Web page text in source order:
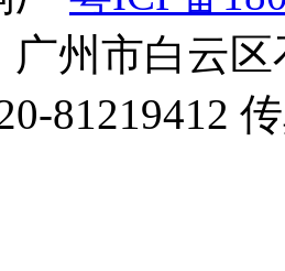
广州市白云
81219412